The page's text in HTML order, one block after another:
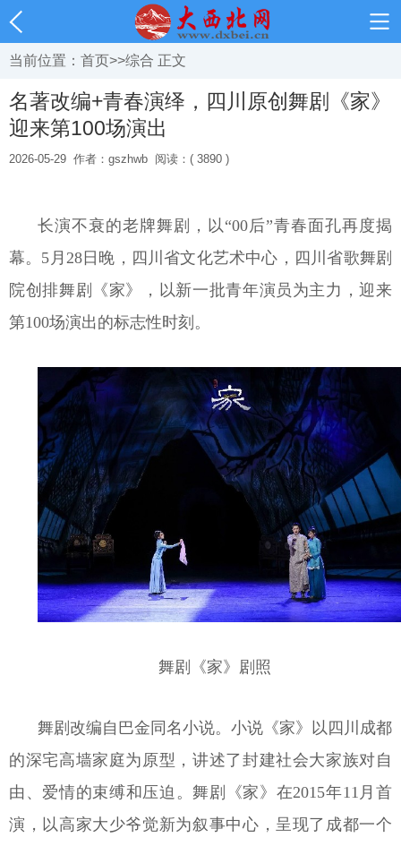
当前位置： 首页>>综合 正文
名著改编+青春演绎，四川原创舞剧《家》
迎来第100场演出
2026-05-29 作者：gszhwb 阅读：( 3890 )
长演不衰的老牌舞剧，以“00后”青春面孔再度揭
幕。5月28日晚，四川省文化艺术中心，四川省歌舞剧
院创排舞剧《家》，以新一批青年演员为主力，迎来
第100场演出的标志性时刻。
舞剧《家》剧照
舞剧改编自巴金同名小说。小说《家》以四川成都
的深宅高墙家庭为原型，讲述了封建社会大家族对自
由、爱情的束缚和压迫。舞剧《家》在2015年11月首
演，以高家大少爷觉新为叙事中心，呈现了成都一个